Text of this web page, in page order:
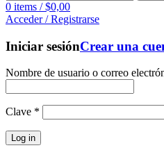
0 items / $0,00
Acceder / Registrarse
Iniciar sesiónCrear una
Nombre de usuario o correo
Clave *
Log in